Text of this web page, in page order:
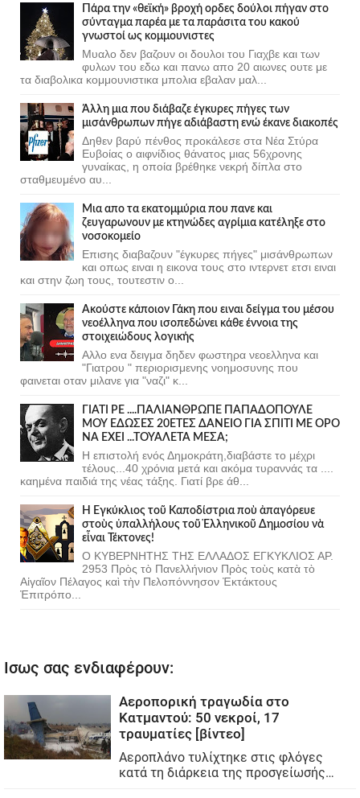
Πάρα την «θεϊκή» βροχή ορδες δούλοι πήγαν στο
σύνταγμα παρέα με τα παράσιτα του κακού
γνωστοί ως κομμουνιστες
Μυαλο δεν βαζουν οι δουλοι του Γιαχβε και των
φυλων του εδω και πανω απο 20 αιωνες ουτε με
τα διαβολικα κομμουνιστικα μπολια εβαλαν μαλ...
Άλλη μια που διάβαζε έγκυρες πήγες των
μισάνθρωπων πήγε αδιάβαστη ενώ έκανε διακοπές
Δηθεν βαρύ πένθος προκάλεσε στα Νέα Στύρα
Ευβοίας ο αιφνίδιος θάνατος μιας 56χρονης
γυναίκας, η οποία βρέθηκε νεκρή δίπλα στο
σταθμευμένο αυ...
Μια απο τα εκατομμύρια που πανε και
ζευγαρωνουν με κτηνώδες αγρίμια κατέληξε στο
νοσοκομείο
Επισης διαβαζουν "έγκυρες πήγες" μισάνθρωπων
και οπως ειναι η εικονα τους στο ιντερνετ ετσι ειναι
και στην ζωη τους, τουτεστιν ο...
Ακούστε κάποιον Γάκη που ειναι δείγμα του μέσου
νεοέλληνα που ισοπεδώνει κάθε έννοια της
στοιχειώδους λογικής
Αλλο ενα δειγμα δηδεν φωστηρα νεοελληνα και
"Γιατρου " περιορισμενης νοημοσυνης που
φαινεται οταν μιλανε για "ναζι" κ...
ΓΙΑΤΙ ΡΕ ....ΠΑΛΙΑΝΘΡΩΠΕ ΠΑΠΑΔΟΠΟΥΛΕ
ΜΟΥ ΕΔΩΣΕΣ 20ΕΤΕΣ ΔΑΝΕΙΟ ΓΙΑ ΣΠΙΤΙ ΜΕ ΟΡΟ
ΝΑ ΕΧΕΙ ...ΤΟΥΑΛΕΤΑ ΜΕΣΑ;
Η επιστολή ενός Δημοκράτη,διαβάστε το μέχρι
τέλους...40 χρόνια μετά και ακόμα τυραννάς τα ....
καημένα παιδιά της νέας τάξης. Γιατί βρε άθ...
Ἡ Ἐγκύκλιος τοῦ Καποδίστρια ποὺ ἀπαγόρευε
στοὺς ὑπαλλήλους τοῦ Ἑλληνικοῦ Δημοσίου νὰ
εἶναι Τέκτονες!
Ο ΚΥΒΕΡΝΗΤΗΣ ΤΗΣ ΕΛΛΑΔΟΣ ΕΓΚΥΚΛΙΟΣ ΑΡ.
2953 Πρὸς τὸ Πανελλήνιον Πρὸς τοὺς κατὰ τὸ
Αἰγαῖον Πέλαγος καὶ τὴν Πελοπόννησον Ἐκτάκτους
Ἐπιτρόπο...